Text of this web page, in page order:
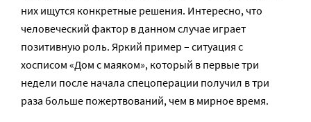
них ищутся конкретные решения. Интересно, что
человеческий фактор в данном случае играет
позитивную роль. Яркий пример – ситуация с
хосписом «Дом с маяком», который в первые три
недели после начала спецоперации получил в три
раза больше пожертвований, чем в мирное время.